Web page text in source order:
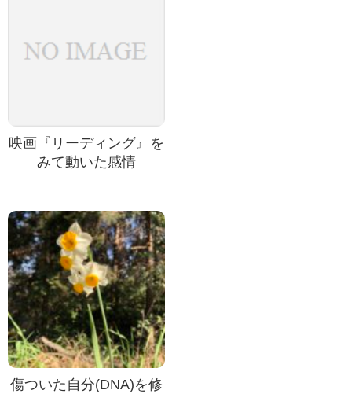
映画『リーディング』を
みて動いた感情
傷ついた自分(DNA)を修